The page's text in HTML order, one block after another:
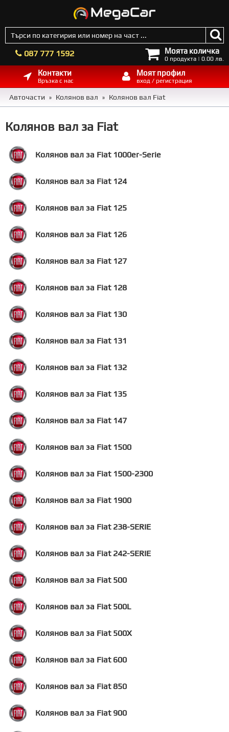
087 777 1592 Моята количка
0 продукта | 0.00 лв.
Моят профил
вход / регистрация
Контакти
Връзка с нас
Авточасти » Колянов вал » Колянов вал Fiat
Колянов вал за Fiat
Колянов вал за Fiat 1000er-Serie
Колянов вал за Fiat 124
Колянов вал за Fiat 125
Колянов вал за Fiat 126
Колянов вал за Fiat 127
Колянов вал за Fiat 128
Колянов вал за Fiat 130
Колянов вал за Fiat 131
Колянов вал за Fiat 132
Колянов вал за Fiat 135
Колянов вал за Fiat 147
Колянов вал за Fiat 1500
Колянов вал за Fiat 1500-2300
Колянов вал за Fiat 1900
Колянов вал за Fiat 238-SERIE
Колянов вал за Fiat 242-SERIE
Колянов вал за Fiat 500
Колянов вал за Fiat 500L
Колянов вал за Fiat 500X
Колянов вал за Fiat 600
Колянов вал за Fiat 850
Колянов вал за Fiat 900